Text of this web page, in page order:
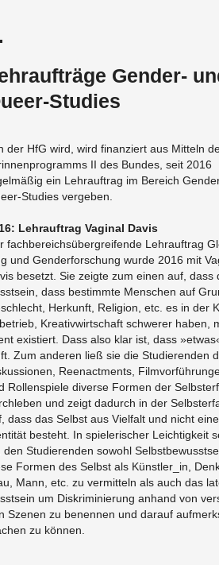
Gender-
Studies
der HfG wird, wird fi­nanziert aus Mit­teln
II des Bun­des, seit 2016
ein Lehrauf­trag im Bere­ich
Stud­ies vergeben.
Lehrauf­trag Vagi­nal Davis
fach­bere­ichsübergreifende Lehrauf­trag
und Gen­der­forschung wurde 2016 mit
be­setzt. Sie zeigte zum einen auf, dass
dass bes­timmte Men­schen auf
Herkunft, Re­li­gion, etc. es in der
Kreativwirtschaft schw­erer haben,
ex­istiert. Dass also klar ist, dass
Zum an­deren ließ sie die Studieren­den
Reen­act­ments,
Rol­len­spiele di­verse For­men der
und zeigt dadurch in der
dass das Selbst aus Vielfalt und nicht
besteht. In spielerischer Le­ichtigkeit
den Studieren­den sowohl
For­men des Selbst als Künstler_in,
Mann, etc. zu ver­mit­teln als auch das
um Diskri­m­inierung an­hand von
Szenen zu be­nen­nen und da­rauf
zu können.